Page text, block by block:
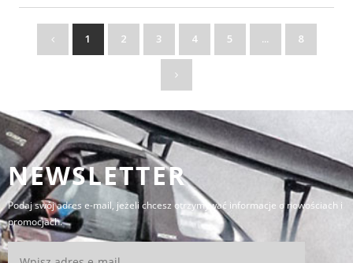
1 2 3 4 5 ... 8
NEWSLETTER
Podaj swój adres e-mail, jeżeli chcesz otrzymywać informacje o nowościach i
promocjach.